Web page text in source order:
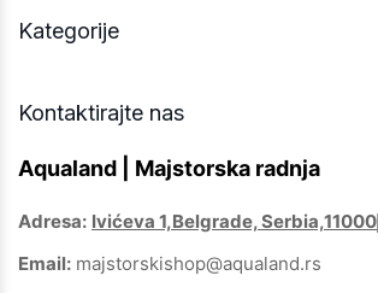
Kategorije
Kontaktirajte nas
Aqualand | Majstorska radnja
Adresa: Ivićeva 1,Belgrade, Serbia,11000
Email: majstorskishop@aqualand.rs